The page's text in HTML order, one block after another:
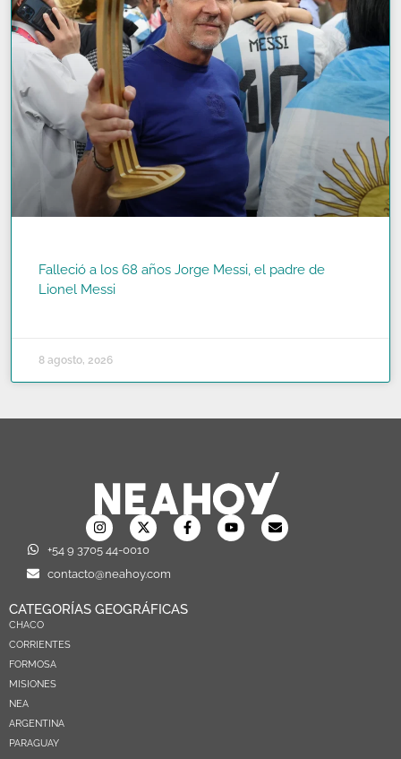
Falleció a los 68 años Jorge Messi, el padre de
Lionel Messi
8 agosto, 2026
+54 9 3705 44-0010
contacto@neahoy.com
CATEGORÍAS GEOGRÁFICAS
CHACO
CORRIENTES
FORMOSA
MISIONES
NEA
ARGENTINA
PARAGUAY